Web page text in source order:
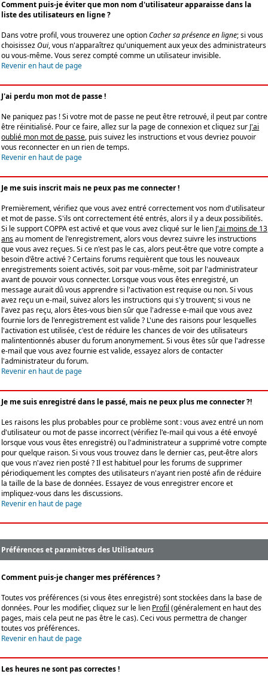
Comment puis-je éviter que mon nom d'utilisateur apparaisse dans la
liste des utilisateurs en ligne ?
Dans votre profil, vous trouverez une optionCacher sa présence en ligne; si vous
choisissezOui, vous n'apparaîtrez qu'uniquement aux yeux des administrateurs
ou vous-même. Vous serez compté comme un utilisateur invisible.
Revenir en haut de page
J'ai perdu mon mot de passe !
Ne paniquez pas ! Si votre mot de passe ne peut être retrouvé, il peut par contre
être réinitialisé. Pour ce faire, allez sur la page de connexion et cliquez sur J'ai
oublié mon mot de passe, puis suivez les instructions et vous devriez pouvoir
vous reconnecter en un rien de temps.
Revenir en haut de page
Je me suis inscrit mais ne peux pas me connecter !
Premièrement, vérifiez que vous avez entré correctement vos nom d'utilisateur
et mot de passe. S'ils ont correctement été entrés, alors il y a deux possibilités.
Si le support COPPA est activé et que vous avez cliqué sur le lien J'ai moins de 13
ansau moment de l'enregistrement, alors vous devrez suivre les instructions
que vous avez reçues. Si ce n'est pas le cas, alors peut-être que votre compte a
besoin d'être activé ? Certains forums requièrent que tous les nouveaux
enregistrements soient activés, soit par vous-même, soit par l'administrateur
avant de pouvoir vous connecter. Lorsque vous vous êtes enregistré, un
message aurait dû vous apprendre si l'activation est requise ou non. Si vous
avez reçu un e-mail, suivez alors les instructions qui s'y trouvent; si vous ne
l'avez pas reçu, alors êtes-vous bien sûr que l'adresse e-mail que vous avez
fournie lors de l'enregistrement est valide ? L'une des raisons pour lesquelles
l'activation est utilisée, c'est de réduire les chances de voir des utilisateurs
malintentionnés abuser du forum anonymement. Si vous êtes sûr que l'adresse
e-mail que vous avez fournie est valide, essayez alors de contacter
l'administrateur du forum.
Revenir en haut de page
Je me suis enregistré dans le passé, mais ne peux plus me connecter ?!
Les raisons les plus probables pour ce problème sont : vous avez entré un nom
d'utilisateur ou mot de passe incorrect (vérifiez l'e-mail qui vous a été envoyé
lorsque vous vous êtes enregistré) ou l'administrateur a supprimé votre compte
pour quelque raison. Si vous vous trouvez dans le dernier cas, peut-être alors
que vous n'avez rien posté ? Il est habituel pour les forums de supprimer
périodiquement les comptes des utilisateurs n'ayant rien posté afin de réduire
la taille de la base de données. Essayez de vous enregistrer encore et
impliquez-vous dans les discussions.
Revenir en haut de page
Préférences et paramètres des Utilisateurs
Comment puis-je changer mes préférences ?
Toutes vos préférences (si vous êtes enregistré) sont stockées dans la base de
données. Pour les modifier, cliquez sur le lien Profil (généralement en haut des
pages, mais cela peut ne pas être le cas). Ceci vous permettra de changer
toutes vos préférences.
Revenir en haut de page
Les heures ne sont pas correctes !